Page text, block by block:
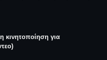
κινητοποίηση για